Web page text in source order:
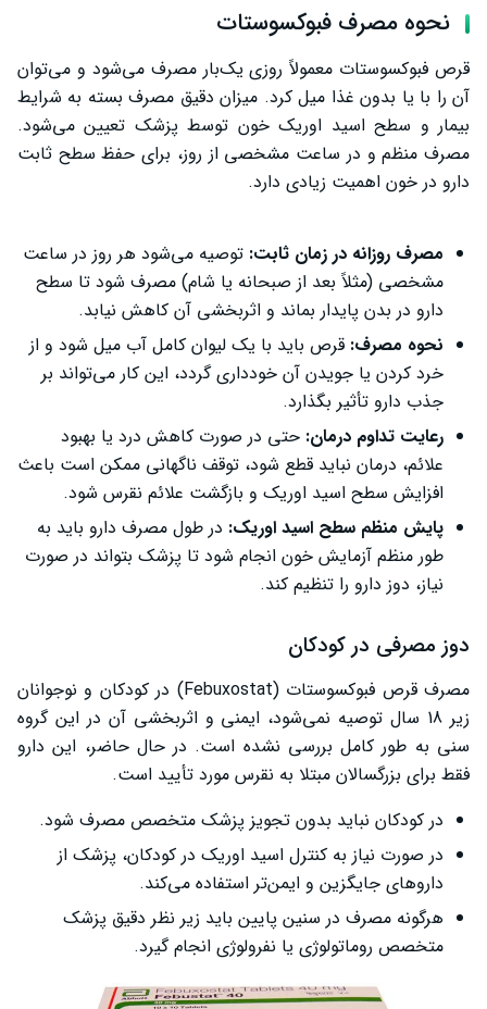
نحوه مصرف فبوکسوستات
قرص فبوکسوستات معمولاً روزی یک‌بار مصرف می‌شود و می‌توان
آن را با یا بدون غذا میل کرد. میزان دقیق مصرف بسته به شرایط
بیمار و سطح اسید اوریک خون توسط پزشک تعیین می‌شود.
مصرف منظم و در ساعت مشخصی از روز، برای حفظ سطح ثابت
دارو در خون اهمیت زیادی دارد.
مصرف روزانه در زمان ثابت: توصیه می‌شود هر روز در ساعت
مشخصی (مثلاً بعد از صبحانه یا شام) مصرف شود تا سطح
دارو در بدن پایدار بماند و اثربخشی آن کاهش نیابد.
نحوه مصرف: قرص باید با یک لیوان کامل آب میل شود و از
خرد کردن یا جویدن آن خودداری گردد، این کار می‌تواند بر
جذب دارو تأثیر بگذارد.
رعایت تداوم درمان: حتی در صورت کاهش درد یا بهبود
علائم، درمان نباید قطع شود، توقف ناگهانی ممکن است باعث
افزایش سطح اسید اوریک و بازگشت علائم نقرس شود.
پایش منظم سطح اسید اوریک: در طول مصرف دارو باید به
طور منظم آزمایش خون انجام شود تا پزشک بتواند در صورت
نیاز، دوز دارو را تنظیم کند.
دوز مصرفی در کودکان
مصرف قرص فبوکسوستات (Febuxostat) در کودکان و نوجوانان
زیر 18 سال توصیه نمی‌شود، ایمنی و اثربخشی آن در این گروه
سنی به طور کامل بررسی نشده است. در حال حاضر، این دارو
فقط برای بزرگسالان مبتلا به نقرس مورد تأیید است.
در کودکان نباید بدون تجویز پزشک متخصص مصرف شود.
در صورت نیاز به کنترل اسید اوریک در کودکان، پزشک از
داروهای جایگزین و ایمن‌تر استفاده می‌کند.
هرگونه مصرف در سنین پایین باید زیر نظر دقیق پزشک
متخصص روماتولوژی یا نفرولوژی انجام گیرد.